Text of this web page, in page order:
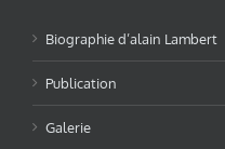
Biographie d’alain Lambert
Publication
Galerie